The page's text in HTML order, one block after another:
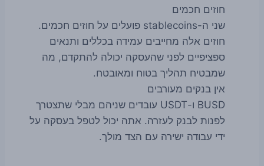
חוזים חכמים
שני ה-stablecoins פועלים על חוזים חכמים.
חוזים אלה מחייבים עמידה בכללים ותנאים
ספציפיים לפני שהעסקה יכולה להתקדם, מה
שמבטיח תהליך בטוח ומאובטח.
אין בנקים מעורבים
BUSD ו-USDT עובדים שניהם מבלי שתצטרך
לפנות לבנק לעזרה. אתה יכול לטפל בעסקה על
ידי עבודה ישירה עם הצד מולך.